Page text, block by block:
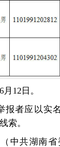
12日。
报者应以实
索。
（中共湖南